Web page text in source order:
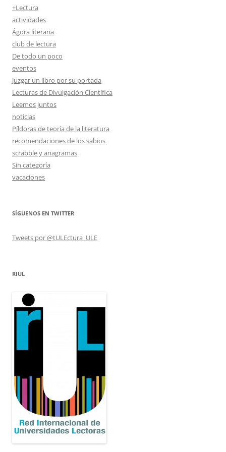
+Lectura
actividades
Ágora literaria
club de lectura
De todo un poco
eventos
Juzgar un libro por su portada
Lecturas de Divulgación Científica
Leemos juntos
noticias
Píldoras de teoría de la literatura
recomendaciones de los sabios
scrabble y anagramas
Sin categoría
vacaciones
SÍGUENOS EN TWITTER
Tweets por @tULEctura_ULE
RIUL